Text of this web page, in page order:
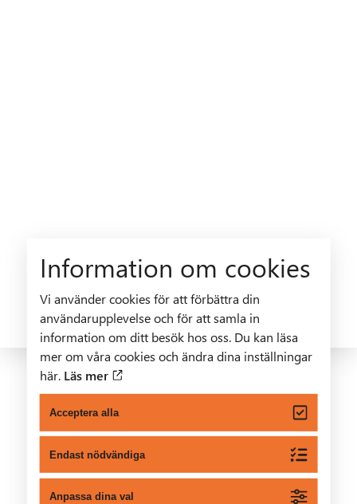
FÖR YTTERLIGARE INFO OM HEMLARMET
FRÅN RAKETEN, LÄS HÄR
Information om cookies
Vi använder cookies för att förbättra din
användarupplevelse och för att samla in
information om ditt besök hos oss. Du kan läsa
mer om våra cookies och ändra dina inställningar
här. Läs mer
Acceptera alla
Endast nödvändiga
Anpassa dina val